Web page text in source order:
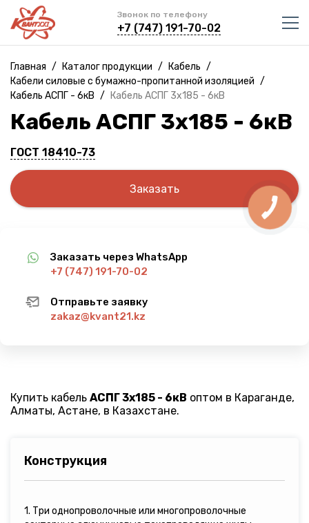
Звонок по телефону
+7 (747) 191-70-02
Главная / Каталог продукции / Кабель /
Кабели силовые с бумажно-пропитанной изоляцией /
Кабель АСПГ - 6кВ / Кабель АСПГ 3х185 - 6кВ
Кабель АСПГ 3х185 - 6кВ
ГОСТ 18410-73
Заказать
Заказать через WhatsApp
+7 (747) 191-70-02
Отправьте заявку
zakaz@kvant21.kz
Купить кабель АСПГ 3х185 - 6кВ оптом в Караганде,
Алматы, Астане, в Казахстане.
Конструкция
1. Три однопроволочные или многопроволочные
КНОПКА
СВЯЗИ